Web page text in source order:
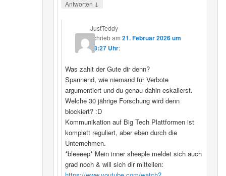
Antworten ↓
JustTeddy
schriebam 21. Februar 2026 um
13:27 Uhr:
Was zahlt der Gute dir denn?
Spannend, wie niemand für Verbote
argumentiert und du genau dahin eskalierst.
Welche 30 jährige Forschung wird denn
blockiert? :D
Kommunikation auf Big Tech Plattformen ist
komplett reguliert, aber eben durch die
Unternehmen.
*bleeeep* Mein inner sheeple meldet sich auch
grad noch & will sich dir mitteilen: